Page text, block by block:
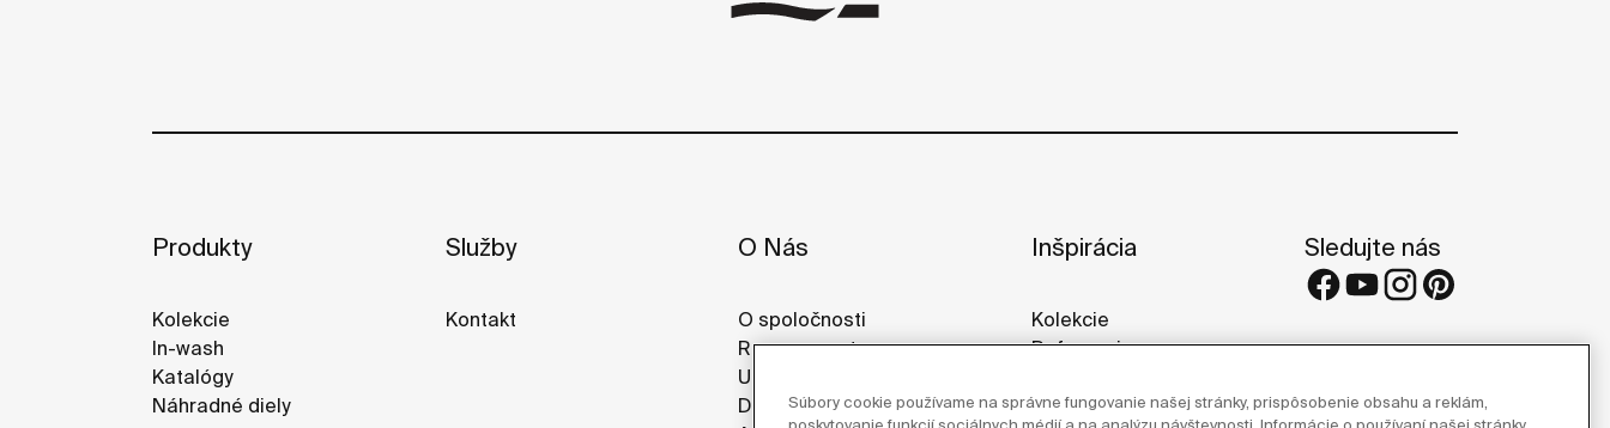
Produkty
Kolekcie
In-wash
Katalógy
Náhradné diely
Služby
Kontakt
O Nás
O spoločnosti
Roca vo svete
Udrzatelnost
Dizajn & Inovácia
Inšpirácia
Kolekcie
Referencie
Sledujte nás
Súbory cookie používame na správne fungovanie našej stránky, prispôsobenie obsahu a reklám,